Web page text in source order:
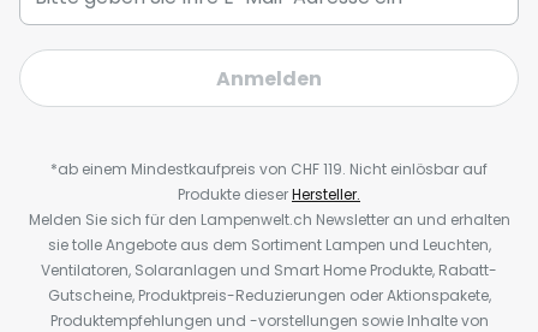
Anmelden
*ab einem Mindestkaufpreis von CHF 119. Nicht einlösbar auf
Produkte dieserHersteller.
Melden Sie sich für den Lampenwelt.ch Newsletter an und erhalten
sie tolle Angebote aus dem Sortiment Lampen und Leuchten,
Ventilatoren, Solaranlagen und Smart Home Produkte, Rabatt-
Gutscheine, Produktpreis-Reduzierungen oder Aktionspakete,
Produktempfehlungen und -vorstellungen sowie Inhalte von